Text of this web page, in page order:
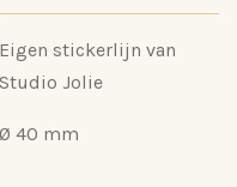
Eigen stickerlijn van
Studio Jolie
Ø 40 mm